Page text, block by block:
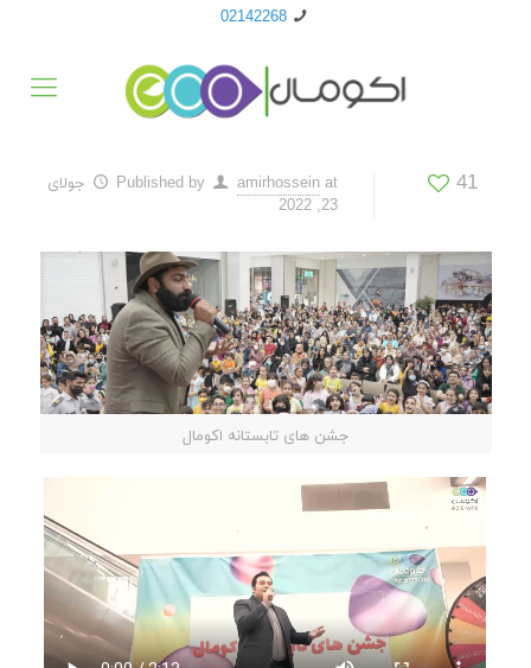
02142268
41
Published by amirhossein at
جولای
23, 2022
جشن های تابستانه اکومال